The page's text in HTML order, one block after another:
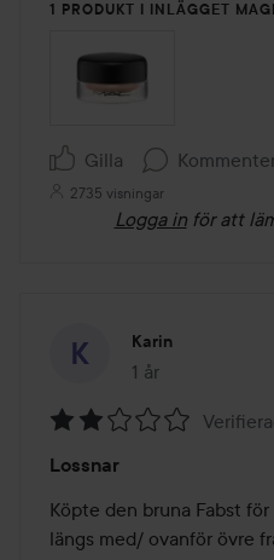
1 PRODUKT I INLÄGGET
Gilla
2735 visningar
Logga in för att
Karin
1 år
Inlägget
2
av
5
Lossnar
Köpte den bruna Fabst
längs med/ ovanför övre